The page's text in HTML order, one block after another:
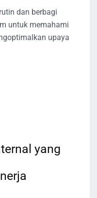
dan berbagi
untuk memahami
upaya
yang